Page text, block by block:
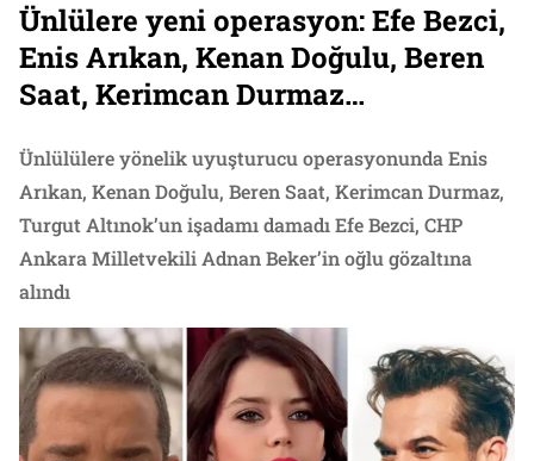
Ünlülere yeni operasyon: Efe Bezci,
Enis Arıkan, Kenan Doğulu, Beren
Saat, Kerimcan Durmaz…
Ünlülülere yönelik uyuşturucu operasyonunda Enis
Arıkan, Kenan Doğulu, Beren Saat, Kerimcan Durmaz,
Turgut Altınok’un işadamı damadı Efe Bezci, CHP
Ankara Milletvekili Adnan Beker’in oğlu gözaltına
alındı